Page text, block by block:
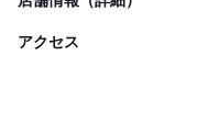
アクセス